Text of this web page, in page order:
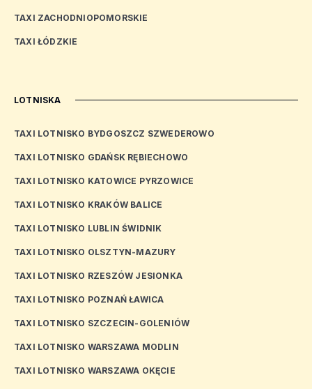
TAXI ZACHODNIOPOMORSKIE
TAXI ŁÓDZKIE
LOTNISKA
TAXI LOTNISKO BYDGOSZCZ SZWEDEROWO
TAXI LOTNISKO GDAŃSK RĘBIECHOWO
TAXI LOTNISKO KATOWICE PYRZOWICE
TAXI LOTNISKO KRAKÓW BALICE
TAXI LOTNISKO LUBLIN ŚWIDNIK
TAXI LOTNISKO OLSZTYN-MAZURY
TAXI LOTNISKO RZESZÓW JESIONKA
TAXI LOTNISKO POZNAŃ ŁAWICA
TAXI LOTNISKO SZCZECIN-GOLENIÓW
TAXI LOTNISKO WARSZAWA MODLIN
TAXI LOTNISKO WARSZAWA OKĘCIE